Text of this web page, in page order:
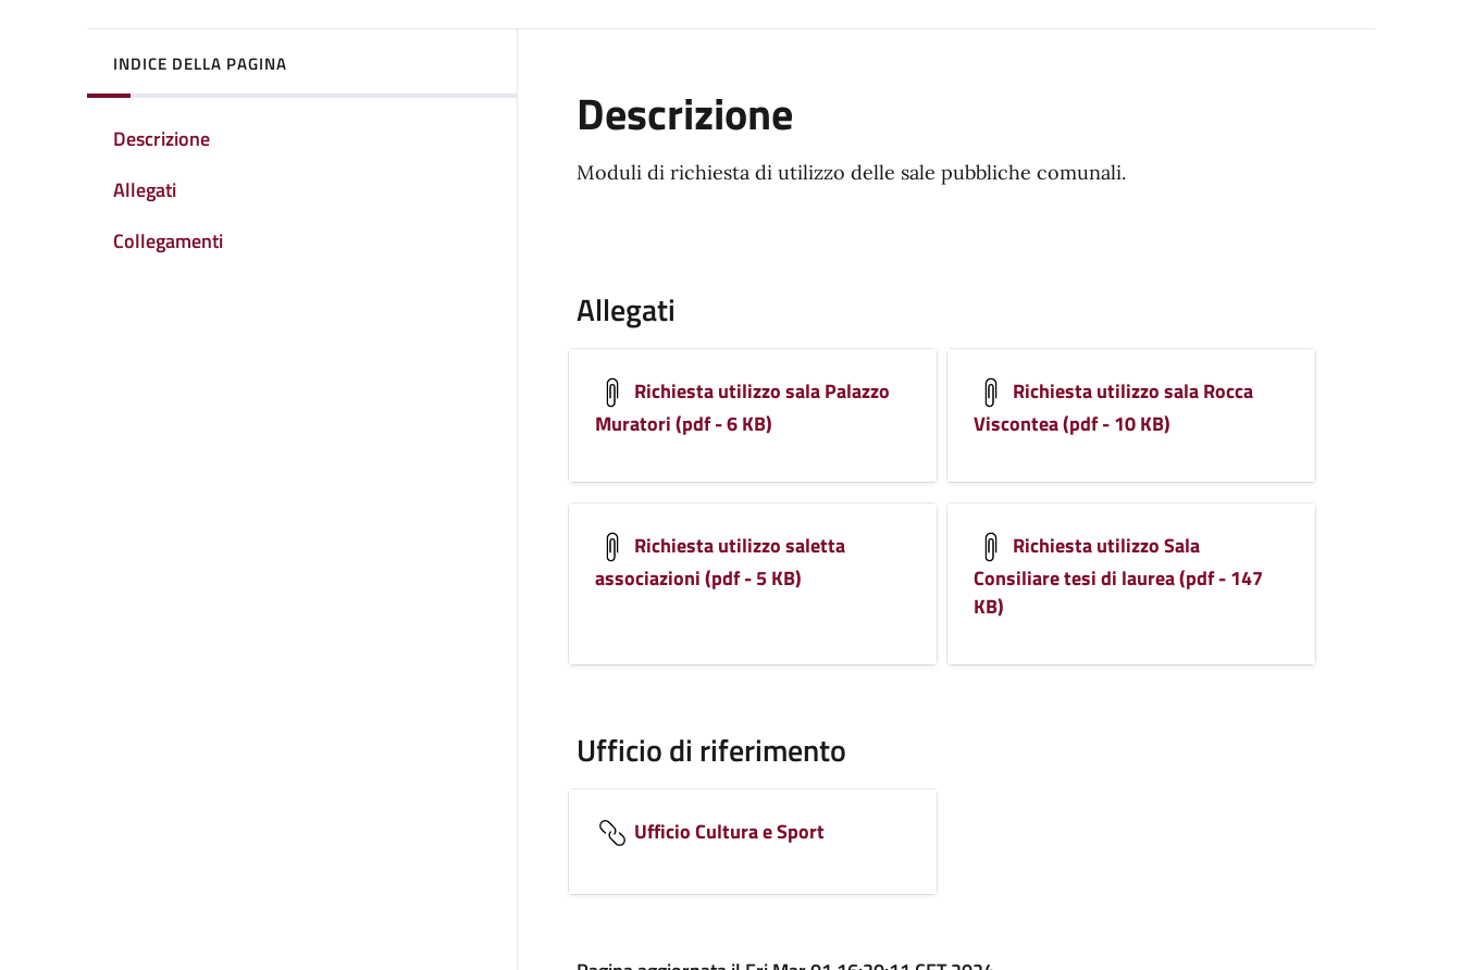
INDICE DELLA PAGINA
Descrizione
Allegati
Collegamenti
Descrizione
Moduli di richiesta di utilizzo delle sale pubbliche comunali.
Allegati
Richiesta utilizzo sala Palazzo
Muratori (pdf - 6 KB)
Richiesta utilizzo sala Rocca
Viscontea (pdf - 10 KB)
Richiesta utilizzo saletta
associazioni (pdf - 5 KB)
Richiesta utilizzo Sala
Consiliare tesi di laurea (pdf - 147
KB)
Ufficio di riferimento
Ufficio Cultura e Sport